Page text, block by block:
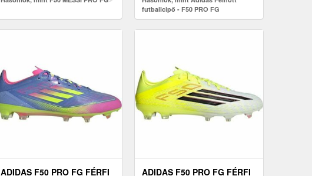
futballcipő - F50 PRO FG
ADIDAS F50 PRO FG FÉRFI
ADIDAS F50 PRO FG FÉRFI